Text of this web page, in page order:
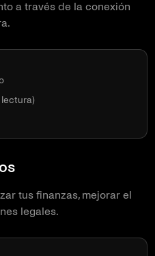
a través de la conexión
lectura)
tus finanzas, mejorar el
legales.